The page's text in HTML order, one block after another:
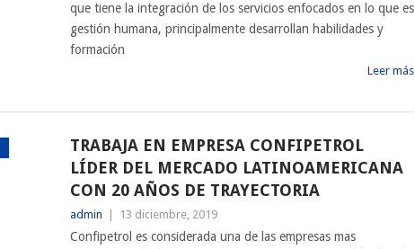
que tiene la integración de los servicios enfocados en lo que es
gestión humana, principalmente desarrollan habilidades y
formación
Leer más
TRABAJA EN EMPRESA CONFIPETROL
LÍDER DEL MERCADO LATINOAMERICANA
CON 20 AÑOS DE TRAYECTORIA
admin 13 diciembre, 2019
Confipetrol es considerada una de las empresas mas